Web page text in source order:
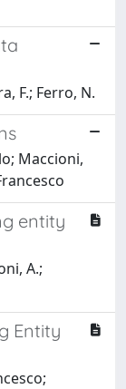
F.; Ferro, N.
Maccioni,
entity
A.;
Entity